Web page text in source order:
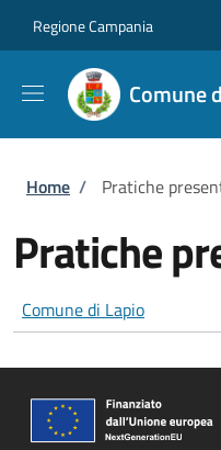
Regione Campania
Comune
Briciole di
Home / Pratiche
Pratiche
Comune di Lapio